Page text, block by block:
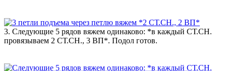
3. Следующие 5 рядов вяжем одинаково: *в каждый СТ.СН.
провязываем 2 СТ.СН., 3 ВП*. Подол готов.